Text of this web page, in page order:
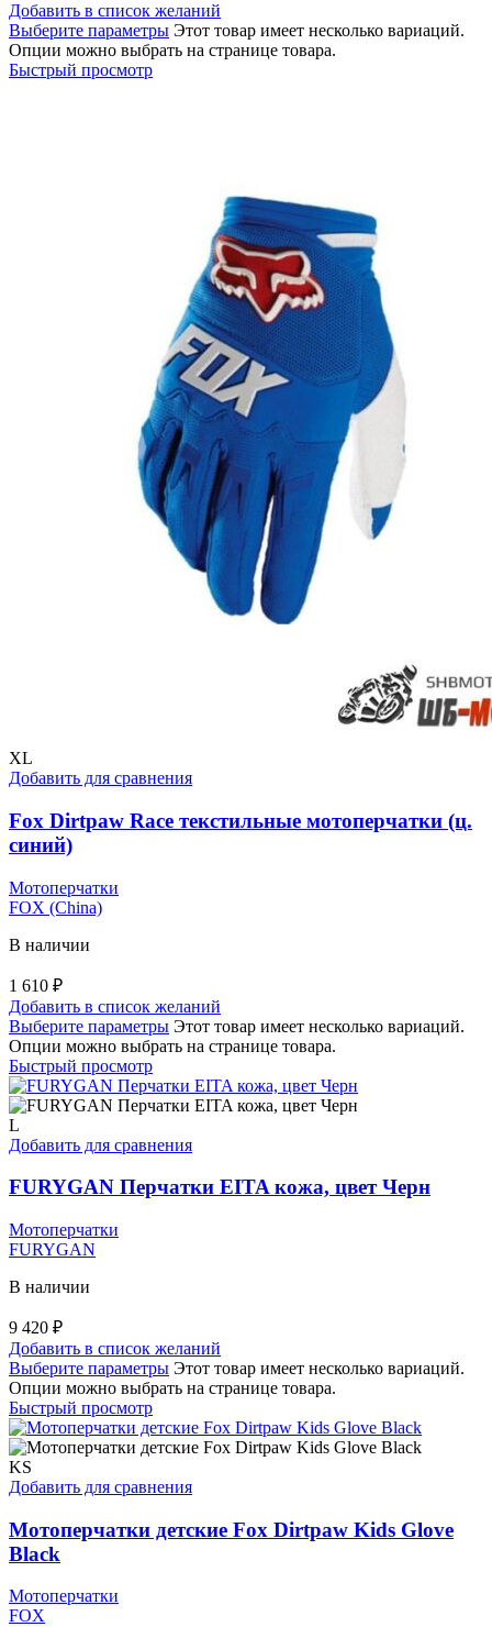
Добавить в список желаний
Выберите параметры Этот товар имеет несколько вариаций.
Опции можно выбрать на странице товара.
Быстрый просмотр
XL
Добавить для сравнения
Fox Dirtpaw Race текстильные мотоперчатки (ц.
синий)
Мотоперчатки
FOX (China)
В наличии
1 610 ₽
Добавить в список желаний
Выберите параметры Этот товар имеет несколько вариаций.
Опции можно выбрать на странице товара.
Быстрый просмотр
L
Добавить для сравнения
FURYGAN Перчатки EITA кожа, цвет Черн
Мотоперчатки
FURYGAN
В наличии
9 420 ₽
Добавить в список желаний
Выберите параметры Этот товар имеет несколько вариаций.
Опции можно выбрать на странице товара.
Быстрый просмотр
KS
Добавить для сравнения
Мотоперчатки детские Fox Dirtpaw Kids Glove
Black
Мотоперчатки
FOX